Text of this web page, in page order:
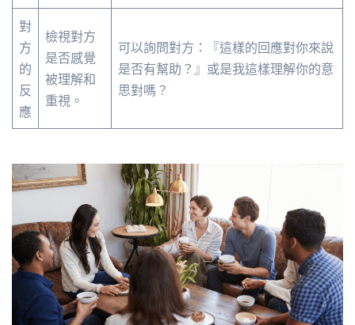
對
方
的
反
應
檢視對方
是否感覺
被理解和
重視。
可以詢問對方：『這樣的回應對你來說
是否有幫助？』或是我這樣理解你的意
思對嗎？